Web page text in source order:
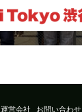
運営会社 お問い合わせ